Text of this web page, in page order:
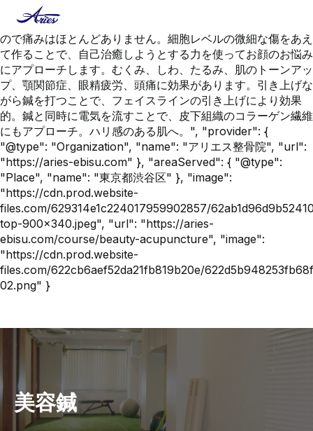
{ "@context": "https://schema.org", "@type": "Service",
"name": "美容鍼", "description": "髪の毛よりも細い鍼を使う
ので痛みはほとんどありません。細胞レベルの微細な傷をあえ
て作ることで、自己治癒しようとする力を使ってお顔のお悩み
にアプローチします。むくみ、しわ、たるみ、肌のトーンアッ
プ、顎関節症、眼精疲労、頭痛に効果があります。引き上げな
がら鍼を打つことで、フェイスラインの引き上げにより効果
的。鍼と同時に電気を流すことで、皮下組織のコラーゲン繊維
にもアプローチ。ハリ感のある肌へ。", "provider": {
"@type": "Organization", "name": "アリエス整骨院", "url":
"https://aries-ebisu.com" }, "areaServed": { "@type":
"Place", "name": "東京都渋谷区" }, "image":
"https://cdn.prod.website-
files.com/629314e1c224017959902857/
top-900x340.jpeg", "url": "https://aries-
ebisu.com/course/beauty-acupuncture", "image":
"https://cdn.prod.website-
files.com/622cb6aef52da21fb819b20e/
02.png" }
美容鍼